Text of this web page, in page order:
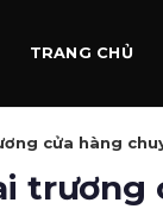
TRANG CHỦ
cửa hàng
trương